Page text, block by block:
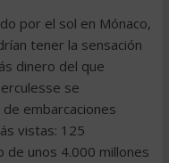
por el sol en Mónaco,
tener la sensación
dinero del que
se
embarcaciones
vistas: 125
de unos 4.000 millones